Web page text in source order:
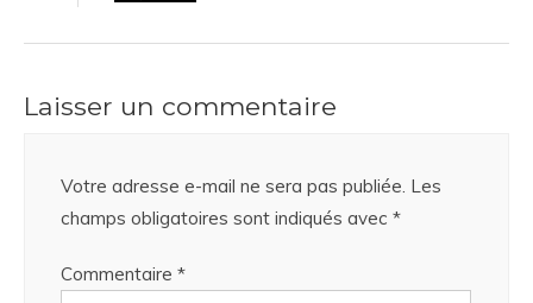
Laisser un commentaire
Votre adresse e-mail ne sera pas publiée. Les
champs obligatoires sont indiqués avec *
Commentaire *